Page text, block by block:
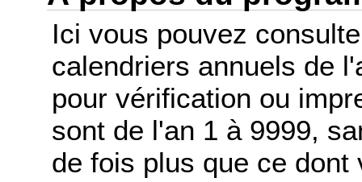
Ici vous pouvez
calendriers annuels de
pour vérification ou
sont de l'an 1 à 9999,
de fois plus que ce dont